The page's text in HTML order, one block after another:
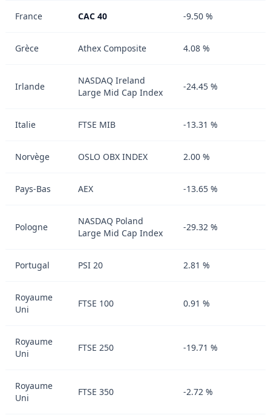
France CAC 40 -9.50 %
Grèce Athex Composite 4.08 %
Irlande
NASDAQ Ireland
Large Mid Cap Index
-24.45 %
Italie FTSE MIB -13.31 %
Norvège OSLO OBX INDEX 2.00 %
Pays-Bas AEX -13.65 %
Pologne
NASDAQ Poland
Large Mid Cap Index
-29.32 %
Portugal PSI 20 2.81 %
Royaume
Uni
FTSE 100 0.91 %
Royaume
Uni
FTSE 250 -19.71 %
Royaume
Uni
FTSE 350 -2.72 %